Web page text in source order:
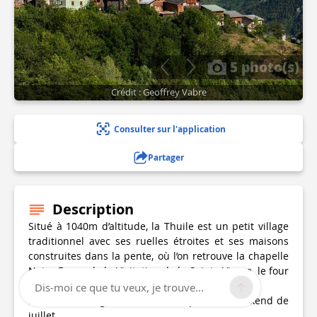
5 photo(s)
Crédit : Geoffrey Vabre
Consulter sur l'application
Partager
Description
Situé à 1040m d’altitude, la Thuile est un petit village
traditionnel avec ses ruelles étroites et ses maisons
construites dans la pente, où l’on retrouve la chapelle
Notre Dame de la Visitation de la Sainte Vierge, le four
traditionnel et un bachal.
La fête du village est célébrée le premier weekend de
Dis-moi ce que tu veux, je trouve...